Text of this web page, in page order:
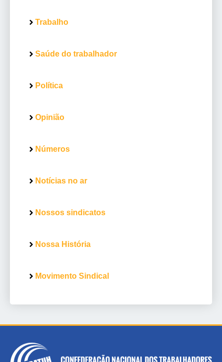
Trabalho
Saúde do trabalhador
Política
Opinião
Números
Notícias no ar
Nossos sindicatos
Nossa História
Movimento Sindical